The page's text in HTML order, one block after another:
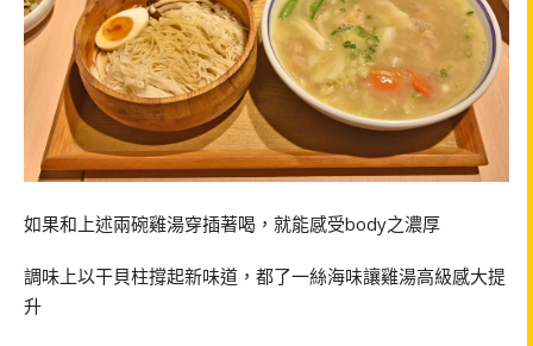
如果和上述兩碗雞湯穿插著喝，就能感受body之濃厚
調味上以干貝柱撐起新味道，都了一絲海味讓雞湯高級感大提
升